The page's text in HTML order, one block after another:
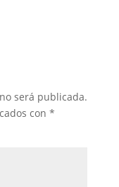
será publicada.
con *